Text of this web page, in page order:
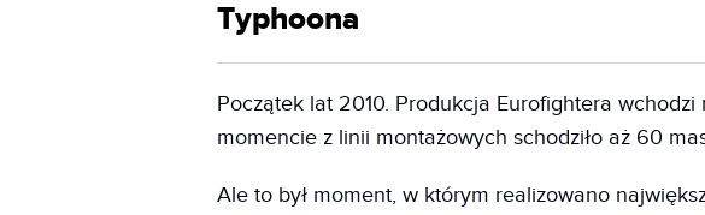
Typhoona
Początek lat 2010. Produkcja Eurofightera
momencie z linii montażowych schodziło aż 60
Ale to był moment, w którym realizowano